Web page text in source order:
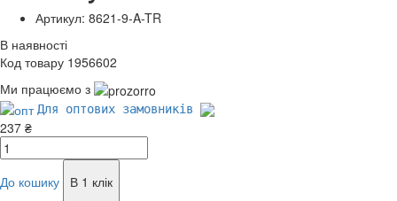
Артикул: 8621-9-A-TR
В наявності
Код товару 1956602
Ми працюємо з
Для оптових замовників
237 ₴
До кошику
В 1 клік